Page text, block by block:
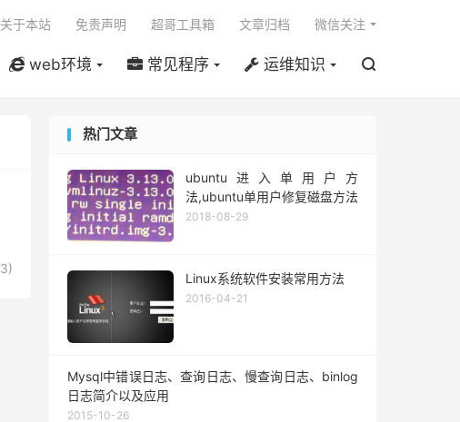
web环境 常见程序 运维知识 
关于本站 免责声明 超哥工具箱 文章归档 微信关注
3)
热门文章
ubuntu进入单用户方
法,ubuntu单用户修复磁盘方法
2018-08-29
Linux系统软件安装常用方法
2016-04-21
Mysql中错误日志、查询日志、慢查询日志、binlog
日志简介以及应用
2015-10-26